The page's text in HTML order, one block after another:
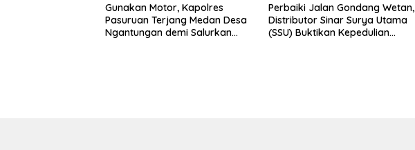
Gunakan Motor, Kapolres
Pasuruan Terjang Medan Desa
Ngantungan demi Salurkan
Perbaiki Jalan Gondang Wetan,
Distributor Sinar Surya Utama
(SSU) Buktikan Kepedulian